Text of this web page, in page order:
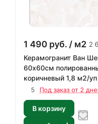
1 490 руб. / м2 2
Керамогранит Ван
60х60см
коричневый 1,8 м2/уп
5 Под заказ от 2
В корзину